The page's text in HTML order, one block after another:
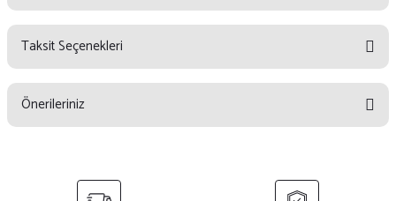
Yorum Yaz
Taksit Seçenekleri
Önerileriniz
yetersiz gördüğünüz noktaları öneri formunu kullanarak tarafımıza